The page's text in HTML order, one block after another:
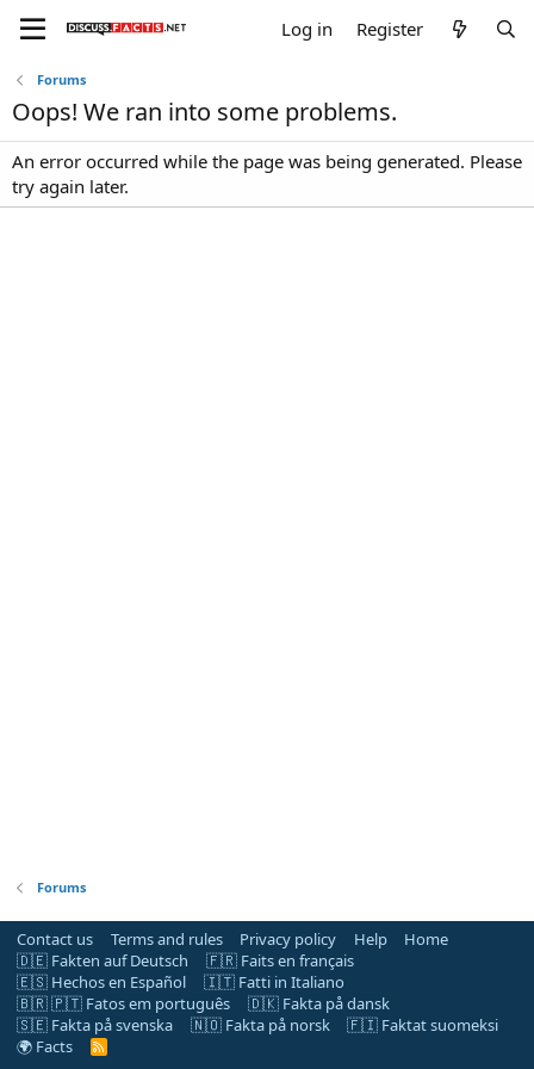
Log in Register
Forums
Oops! We ran into some problems.
An error occurred while the page was being generated. Please
try again later.
Forums
Contact us Terms and rules Privacy policy Help
Home
🇩🇪 Fakten auf Deutsch
🇫🇷 Faits en français
🇪🇸 Hechos en Español
🇮🇹 Fatti in Italiano
🇧🇷 🇵🇹 Fatos em português
🇩🇰 Fakta på dansk
🇸🇪 Fakta på svenska
🇳🇴 Fakta på norsk
🇫🇮 Faktat suomeksi
🌍 Facts
R